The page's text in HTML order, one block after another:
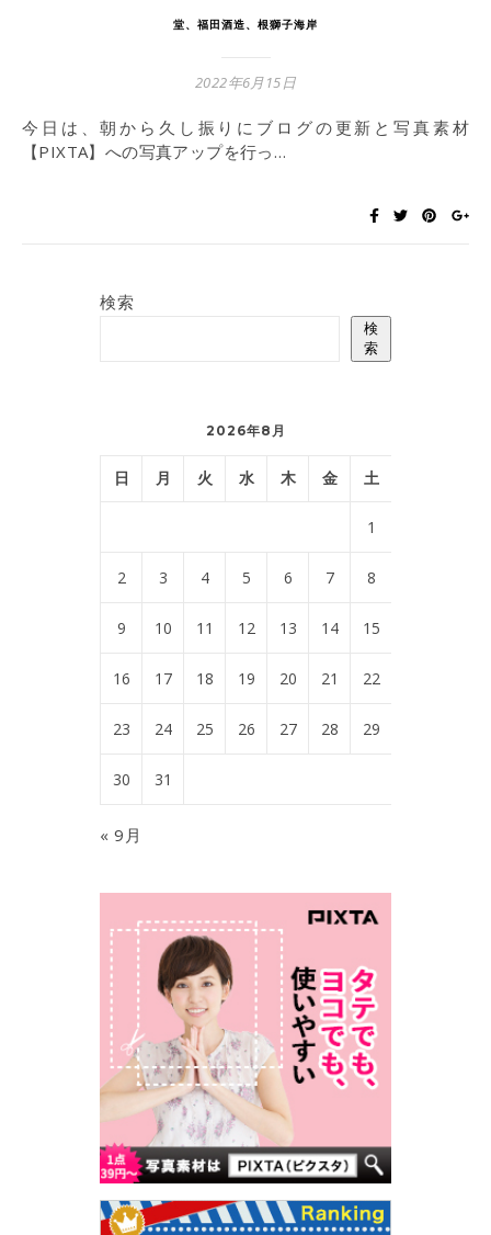
堂、福田酒造、根獅子海岸
2022年6月15日
今日は、朝から久し振りにブログの更新と写真素材
【PIXTA】への写真アップを行っ…
検索
検
索
2026年8月
日 月 火 水 木 金 土
1
2 3 4 5 6 7 8
9 10 11 12 13 14 15
16 17 18 19 20 21 22
23 24 25 26 27 28 29
30 31
« 9月